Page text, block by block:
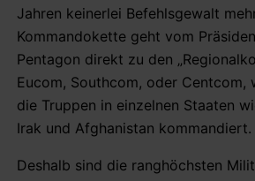
Jahren keinerlei Befehlsgewalt
Kommandokette geht vom
Pentagon direkt zu den
Eucom, Southcom, oder Centcom,
die Truppen in einzelnen Staaten
Irak und Afghanistan kommandiert.
Deshalb sind die ranghöchsten